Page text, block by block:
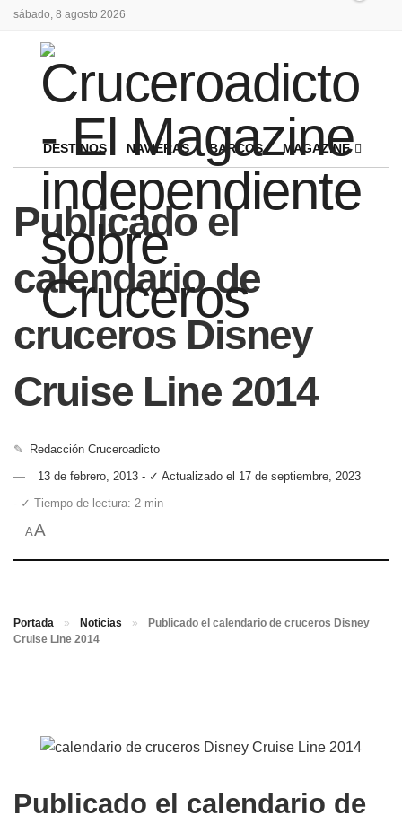
sábado, 8 agosto 2026
DESTINOS NAVIERAS BARCOS MAGAZINE
Publicado el
calendario de
cruceros Disney
Cruise Line 2014
✎
Redacción Cruceroadicto
13 de febrero, 2013 - ✓ Actualizado el 17 de septiembre, 2023
- ✓ Tiempo de lectura: 2 min
AA
Portada » Noticias »
Publicado el calendario de cruceros Disney
Cruise Line 2014
Publicado el calendario de